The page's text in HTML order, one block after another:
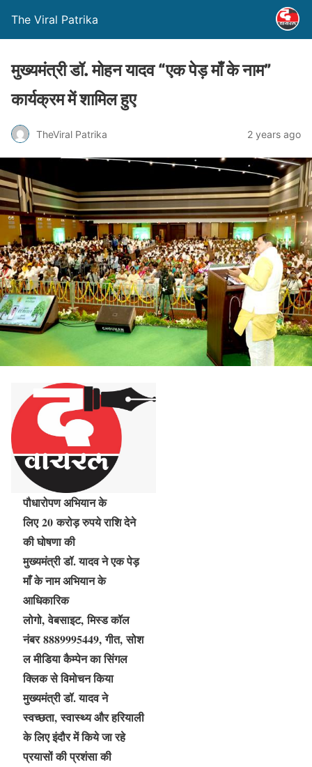
The Viral Patrika
मुख्यमंत्री डॉ. मोहन यादव “एक पेड़ माँ के नाम”
कार्यक्रम में शामिल हुए
TheViral Patrika 2 years ago
पौधारोपण अभियान के
लिए 20 करोड़ रुपये राशि देने
की घोषणा की
मुख्यमंत्री डॉ. यादव ने एक पेड़
माँ के नाम अभियान के
आधिकारिक
लोगो, वेबसाइट, मिस्ड कॉल
नंबर 8889995449, गीत, सोश
ल मीडिया कैम्पेन का सिंगल
क्लिक से विमोचन किया
मुख्यमंत्री डॉ. यादव ने
स्वच्छता, स्वास्थ्य और हरियाली
के लिए इंदौर में किये जा रहे
प्रयासों की प्रशंसा की